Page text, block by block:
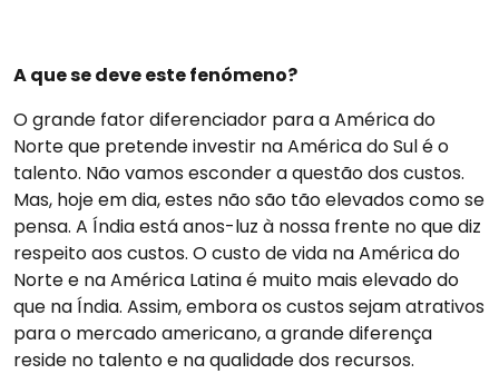
A que se deve este fenómeno?
O grande fator diferenciador para a América do
Norte que pretende investir na América do Sul é o
talento. Não vamos esconder a questão dos custos.
Mas, hoje em dia, estes não são tão elevados como se
pensa. A Índia está anos-luz à nossa frente no que diz
respeito aos custos. O custo de vida na América do
Norte e na América Latina é muito mais elevado do
que na Índia. Assim, embora os custos sejam atrativos
para o mercado americano, a grande diferença
reside no talento e na qualidade dos recursos.